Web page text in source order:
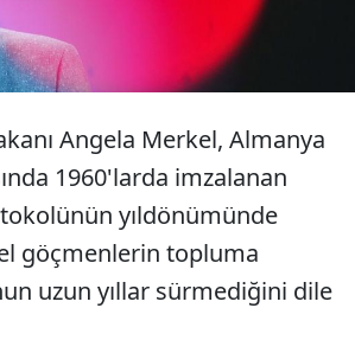
dedi.
Angela Merkel, Almanya
1960'larda imzalanan
yıldönümünde
göçmenlerin topluma
uzun yıllar sürmediğini dile